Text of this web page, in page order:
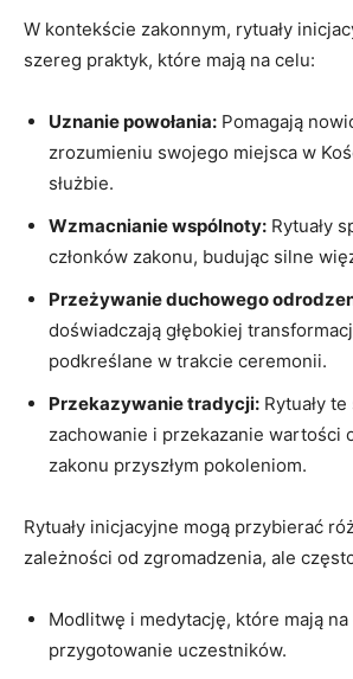
W kontekście zakonnym, rytuały
szereg praktyk, które mają na celu:
Uznanie powołania: Pomagają
‌zrozumieniu swojego miejsca w
służbie.
Wzmacnianie wspólnoty: Rytuały
członków ⁤zakonu, budując silne
Przeżywanie ⁣duchowego
doświadczają głębokiej
podkreślane w trakcie ceremonii.
Przekazywanie tradycji: Rytuały
zachowanie i przekazanie wartości
zakonu przyszłym ​pokoleniom.
Rytuały inicjacyjne mogą przybierać
zależności od zgromadzenia, ale‍
Modlitwę i medytację, które mają
przygotowanie uczestników.